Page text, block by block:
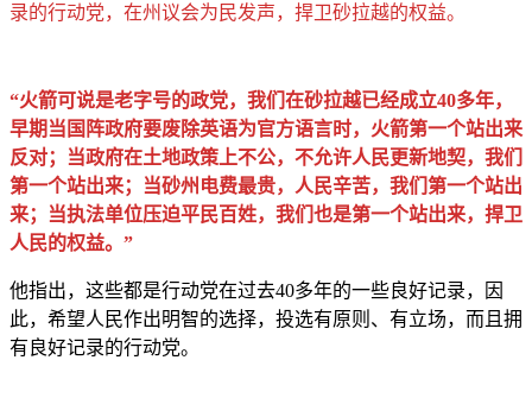
录的行动党，在州议会为民发声，捍卫砂拉越的权益。
“火箭可说是老字号的政党，我们在砂拉越已经成立40多年，
早期当国阵政府要废除英语为官方语言时，火箭第一个站出来
反对；当政府在土地政策上不公，不允许人民更新地契，我们
第一个站出来；当砂州电费最贵，人民辛苦，我们第一个站出
来；当执法单位压迫平民百姓，我们也是第一个站出来，捍卫
人民的权益。”
他指出，这些都是行动党在过去40多年的一些良好记录，因
此，希望人民作出明智的选择，投选有原则、有立场，而且拥
有良好记录的行动党。